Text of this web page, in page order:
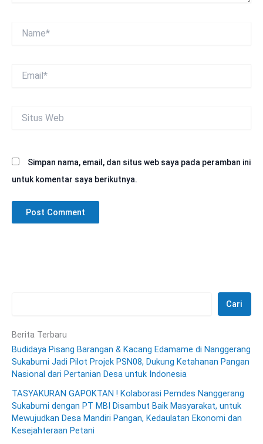
Web
Simpan nama, email, dan situs web saya pada peramban ini
untuk komentar saya berikutnya.
Cari
Berita Terbaru
Budidaya Pisang Barangan & Kacang Edamame di Nanggerang
Sukabumi Jadi Pilot Projek PSN08, Dukung Ketahanan Pangan
Nasional dari Pertanian Desa untuk Indonesia
TASYAKURAN GAPOKTAN ! Kolaborasi Pemdes Nanggerang
Sukabumi dengan PT MBI Disambut Baik Masyarakat, untuk
Mewujudkan Desa Mandiri Pangan, Kedaulatan Ekonomi dan
Kesejahteraan Petani